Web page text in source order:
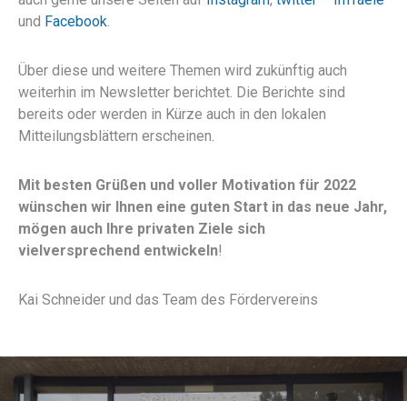
und Facebook
Über diese und weitere Themen wird zukünftig auch
weiterhin im Newsletter berichtet. Die Berichte sind
bereits oder werden in Kürze auch in den lokalen
Mitteilungsblättern erscheinen.
Mit besten Grüßen und voller Motivation für 2022
wünschen wir Ihnen eine guten Start in das neue Jahr,
mögen auch Ihre privaten Ziele sich
vielversprechend entwickeln!
Kai Schneider und das Team des Fördervereins